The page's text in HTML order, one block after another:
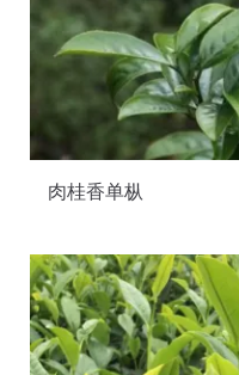
肉桂香单枞